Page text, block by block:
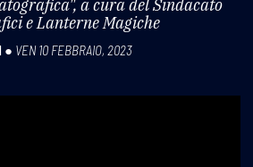
a cura del Sindacato
e Lanterne Magiche
● VEN 10 FEBBRAIO, 2023